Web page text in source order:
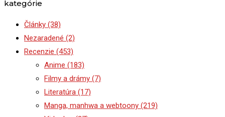
kategórie
Články (38)
Nezaradené (2)
Recenzie (453)
Anime (183)
Filmy a drámy (7)
Literatúra (17)
Manga, manhwa a webtoony (219)